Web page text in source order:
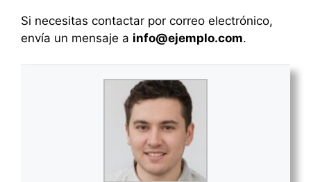
Si necesitas contactar por correo electrónico,
envía un mensaje a info@ejemplo.com.